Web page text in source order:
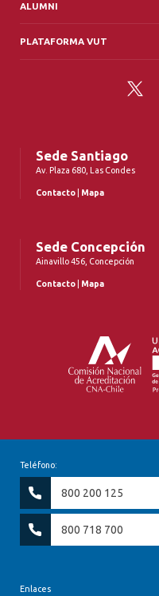
ALUMNI
PLATAFORMA VUT
Twitter
Sede Santiago
Av. Plaza 680, Las Condes
Contacto Mapa
Sede Concepción
Ainavillo 456, Concepción
Contacto Mapa
Teléfono:
800 200 125
800 718 700
Enlaces